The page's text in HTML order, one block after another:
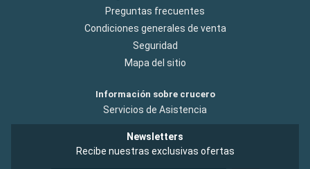
Preguntas frecuentes
Condiciones generales de venta
Seguridad
Mapa del sitio
Información sobre crucero
Servicios de Asistencia
Newsletters
Recibe nuestras exclusivas ofertas